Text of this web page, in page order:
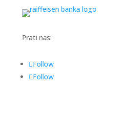
Prati nas:
Follow
Follow